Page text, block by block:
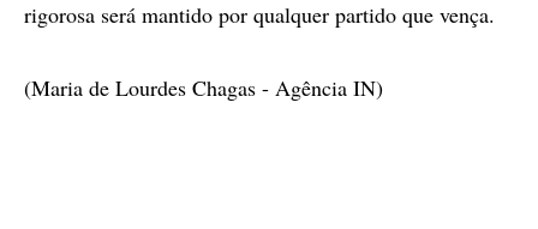
rigorosa será mantido por qualquer partido que vença.
(Maria de Lourdes Chagas - Agência IN)